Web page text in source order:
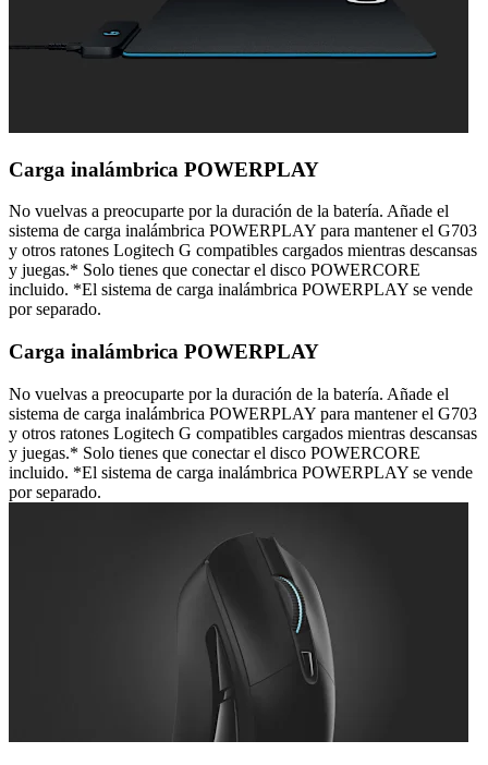
Carga inalámbrica POWERPLAY
No vuelvas a preocuparte por la duración de la batería. Añade el
sistema de carga inalámbrica POWERPLAY para mantener el G703
y otros ratones Logitech G compatibles cargados mientras descansas
y juegas.* Solo tienes que conectar el disco POWERCORE
incluido. *El sistema de carga inalámbrica POWERPLAY se vende
por separado.
Carga inalámbrica POWERPLAY
No vuelvas a preocuparte por la duración de la batería. Añade el
sistema de carga inalámbrica POWERPLAY para mantener el G703
y otros ratones Logitech G compatibles cargados mientras descansas
y juegas.* Solo tienes que conectar el disco POWERCORE
incluido. *El sistema de carga inalámbrica POWERPLAY se vende
por separado.